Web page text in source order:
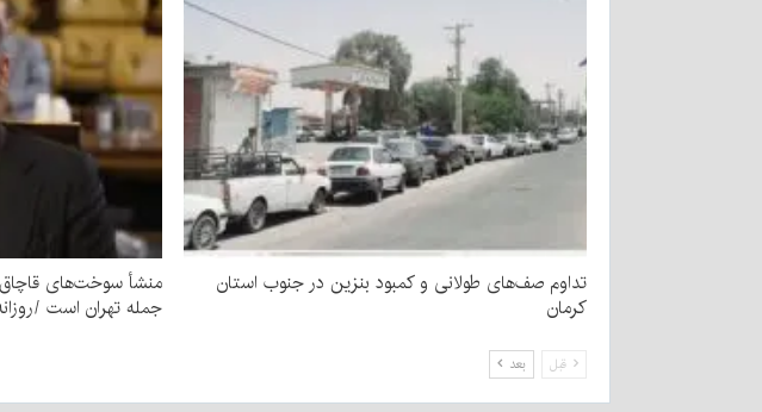
تداوم صف‌های طولانی و کمبود بنزین در جنوب استان
کرمان
منشأ سوخت‌های
جمله تهران است /روزانه ۲۰
قبل بعد